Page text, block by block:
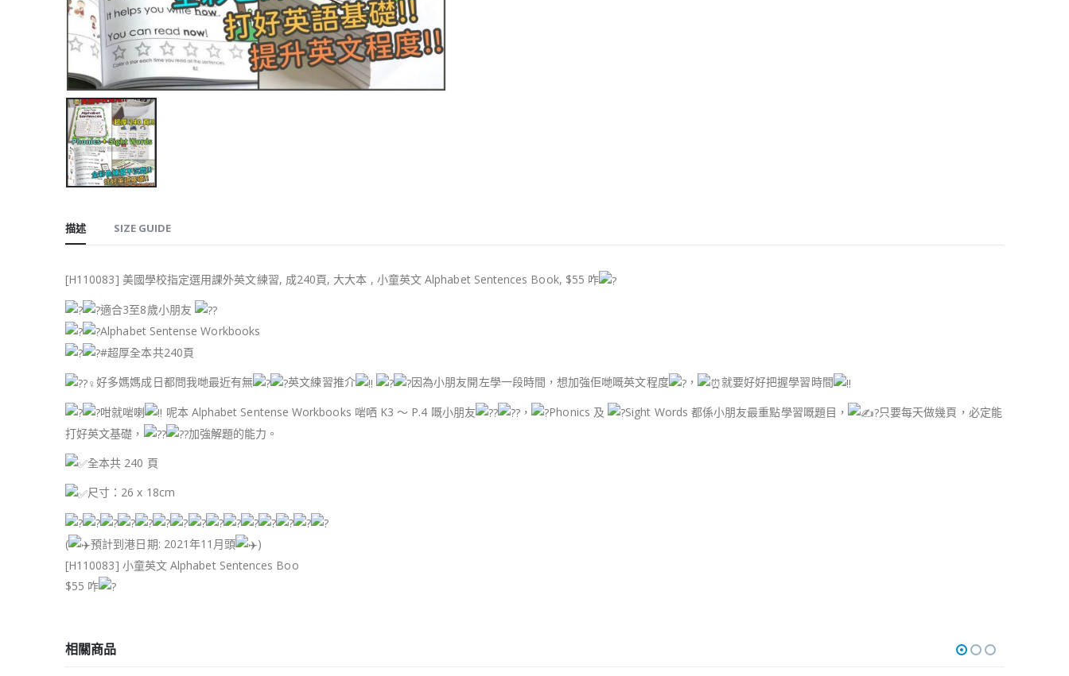
描述 SIZE GUIDE
[H110083] 美國學校指定選用課外英文練習, 成240頁, 大大本 , 小童英文 Alphabet Sentences Book, $55 咋
適合3至8歲小朋友
Alphabet Sentense Workbooks
#超厚全本共240頁
好多媽媽成日都問我哋最近有無
英文練習推介 因為小朋友開左學一段時間，想加強佢哋嘅英文程度 ，
就要好好把握學習時間
咁就啱喇
呢本 Alphabet Sentense Workbooks 啱哂 K3 ～ P.4 嘅小朋友 ， Phonics 及 Sight Words 都係小朋友最重點學習嘅題目，
只要每天做幾頁，必定能
打好英文基礎，
加強解題的能力。
全本共 240 頁
尺寸：26 x 18cm
( 預計到港日期: 2021年11月頭
)
[H110083] 小童英文 Alphabet Sentences Boo
$55 咋
相關商品